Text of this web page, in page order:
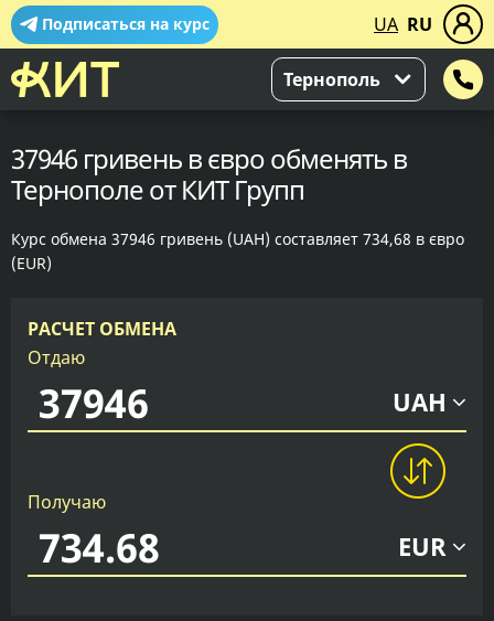
Подписаться на курс UA RU
Тернополь
37946 гривень в євро обменять в
Тернополе от КИТ Групп
Курс обмена 37946 гривень (UAH) составляет 734,68 в євро
(EUR)
РАСЧЕТ ОБМЕНА
Отдаю
UAH
Получаю
EUR